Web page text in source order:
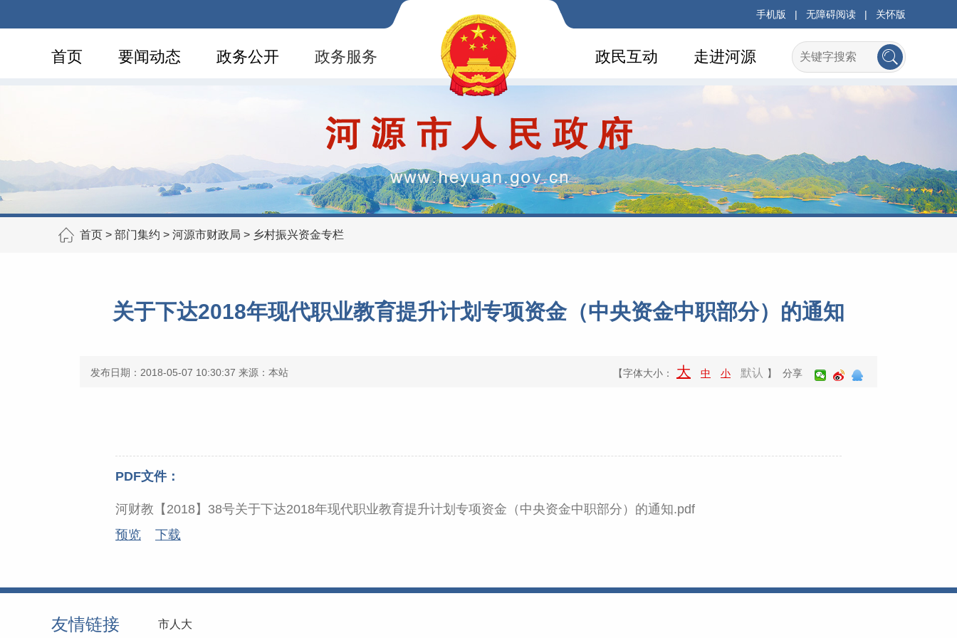
手机版 | 无障碍阅读 | 关怀版
首页 要闻动态 政务公开 政务服务 走进河源
政民互动
首页 > 部门集约 > 河源市财政局 > 乡村振兴资金专栏
关于下达2018年现代职业教育提升计划专项资金（中央资金中职部分）的通知
发布日期：2018-05-07 10:30:37 来源：本站 【字体大小： 大 中 小 默认 】 分享
PDF文件：
河财教【2018】38号关于下达2018年现代职业教育提升计划专项资金（中央资金中职部分）的通知.pdf
预览
下载
友情链接 市人大